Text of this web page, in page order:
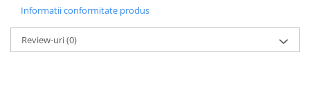
Informatii conformitate produs
Review-uri(0)